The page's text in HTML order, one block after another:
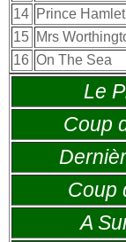
14 Prince Hamlet
15 Mrs
16 On The Sea
Le
Coup
Coup
A